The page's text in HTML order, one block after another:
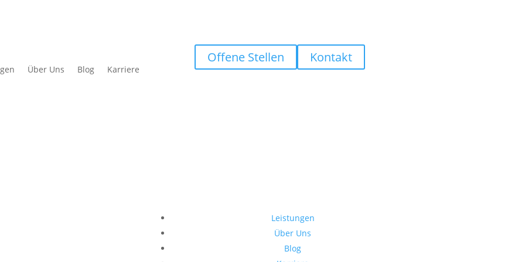
Über Uns Blog Karriere
Offene Stellen Kontakt
Leistungen
Über Uns
Blog